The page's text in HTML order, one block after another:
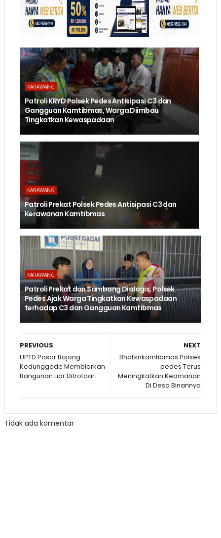
KARAWANG
Patroli KRYD Polsek Pedes Antisipasi C3 dan
Gangguan Kamtibmas, Warga Diimbau
Tingkatkan Kewaspadaan
KARAWANG
Patroli Prekat Polsek Pedes Antisipasi C3 dan
Kerawanan Kamtibmas
KARAWANG
Patroli Prekat dan Sambang Dialogis, Polsek
Pedes Ajak Warga Tingkatkan Kewaspadaan
terhadap C3 dan Gangguan Kamtibmas
NEXT
Bhabinkamtibmas Polsek
pedes Terus
Meningkatkan Keamanan
Di Desa Binannya
PREVIOUS
UPTD Pasar Bojong
Kedunggede Membiarkan
Bangunan Liar Ditrotoar.
Tidak ada komentar